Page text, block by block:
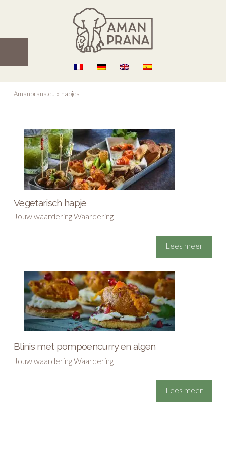
Amanprana.eu » hapjes
Vegetarisch hapje
Jouw waardering Waardering
Lees meer
Blinis met pompoencurry en algen
Jouw waardering Waardering
Lees meer